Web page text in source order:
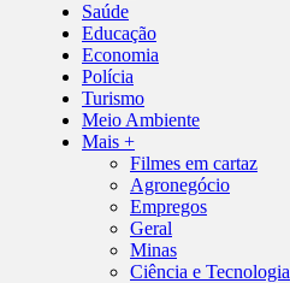
Saúde
Educação
Economia
Polícia
Turismo
Meio Ambiente
Mais +
Filmes em cartaz
Agronegócio
Empregos
Geral
Minas
Ciência e Tecnologia